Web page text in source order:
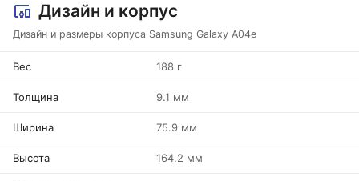
Дизайн и корпус
Дизайн и размеры корпуса Samsung Galaxy A04e
Вес 188 г
Толщина 9.1 мм
Ширина 75.9 мм
Высота 164.2 мм